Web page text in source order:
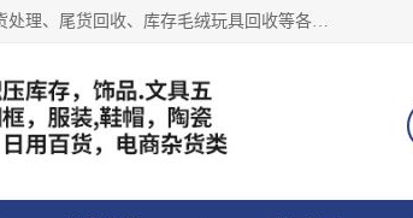
义乌永峰贸易商行长期从事:义乌库存回收、库存五金工具回收、库存杯子回收、尾货处理、尾货回收、库存毛绒玩具回收等各类产品库存回收，我们一直秉承：“，专业收购，价格从优，互惠互利，现金交易，价格公道”七大原则。欢迎有库存处理的老板来电洽谈!